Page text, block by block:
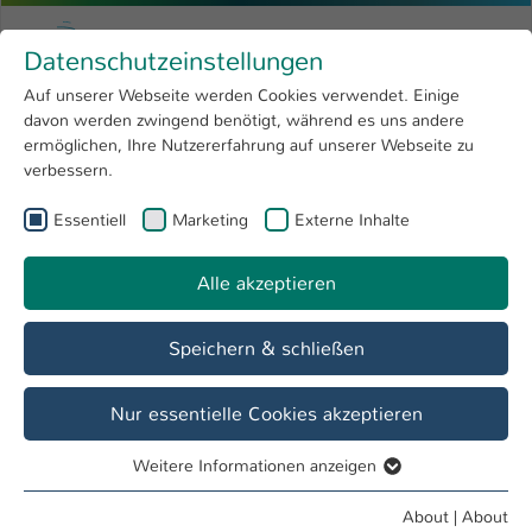
Menu
Research 4
Open submenu
University
International
Skip to main content
University of Applied Sciences
You are here:
Menschen und Projekte
Show larger version
Tag des Offenen Campus der Hochschule
Datenschutzeinstellungen
Auf unserer Webseite werden Cookies verwendet. Einige
davon werden zwingend benötigt, während es uns andere
ermöglichen, Ihre Nutzererfahrung auf unserer Webseite zu
verbessern.
Essentiell Marketing Externe Inhalte
Alle akzeptieren
Speichern & schließen
Nur essentielle Cookies akzeptieren
Essentielle Cookies werden für grundlegende Funktionen
Weitere Informationen anzeigen
About | About